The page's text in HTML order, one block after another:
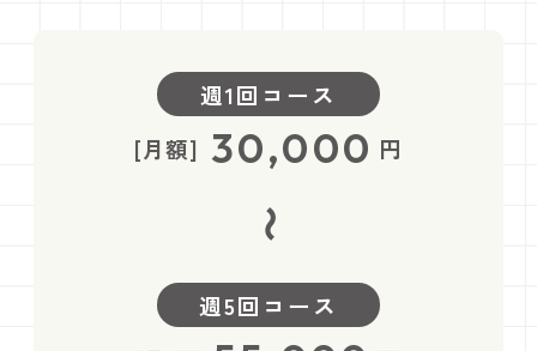
週1回コース
[月額] 30,000 円
〜
週5回コース